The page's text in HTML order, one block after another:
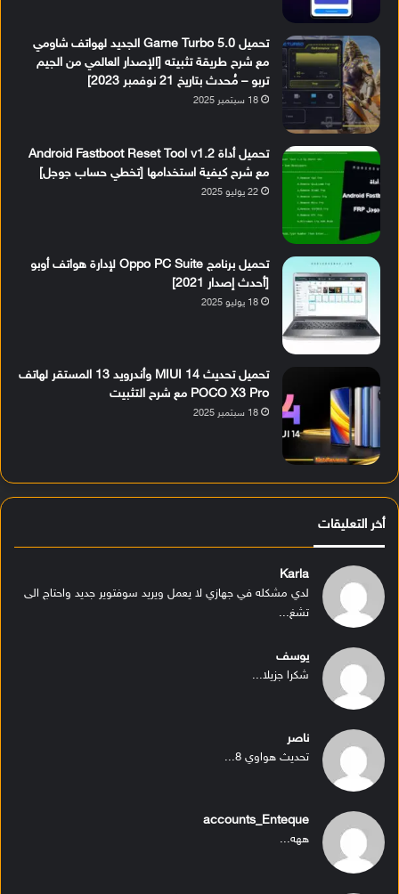
تحميل Game Turbo 5.0 الجديد لهواتف شاومي
مع شرح طريقة تثبيته [الإصدار العالمي من الجيم
تربو – مُحدث بتاريخ 21 نوفمبر 2023]
18 سبتمبر 2025
تحميل أداة Android Fastboot Reset Tool v1.2
مع شرح كيفية استخدامها [تخطي حساب جوجل]
22 يوليو 2025
تحميل برنامج Oppo PC Suite لإدارة هواتف أوبو
[أحدث إصدار 2021]
18 يوليو 2025
تحميل تحديث MIUI 14 وأندرويد 13 المستقر لهاتف
POCO X3 Pro مع شرح التثبيت
18 سبتمبر 2025
أخر التعليقات
Karla
لدي مشكله في جهازي لا يعمل ويريد سوفتوير جديد واحتاج الى
تشغ...
يوسف
شكرا جزيلا...
ناصر
تحديث هواوي 8...
accounts_Enteque
ههه...